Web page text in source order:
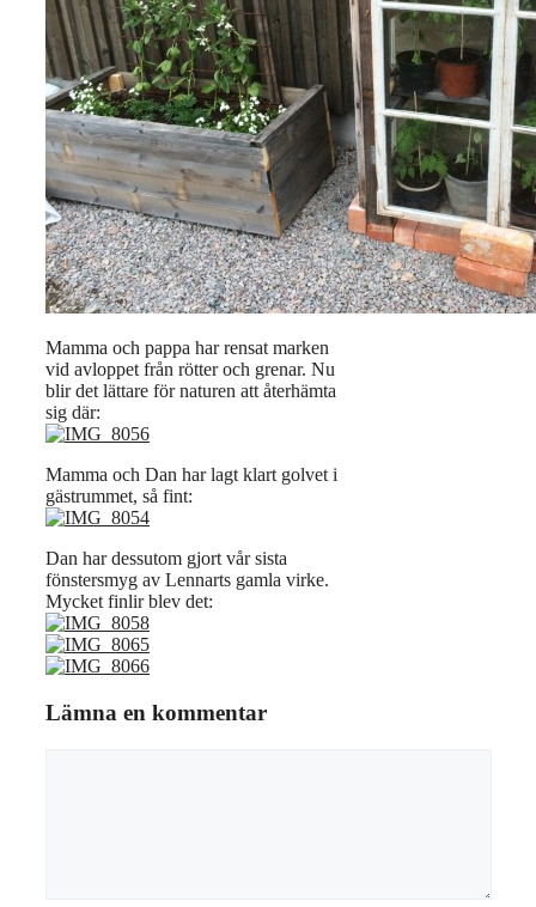
Mamma och pappa har rensat marken
vid avloppet från rötter och grenar. Nu
blir det lättare för naturen att återhämta
sig där:
Mamma och Dan har lagt klart golvet i
gästrummet, så fint:
Dan har dessutom gjort vår sista
fönstersmyg av Lennarts gamla virke.
Mycket finlir blev det:
Lämna en kommentar